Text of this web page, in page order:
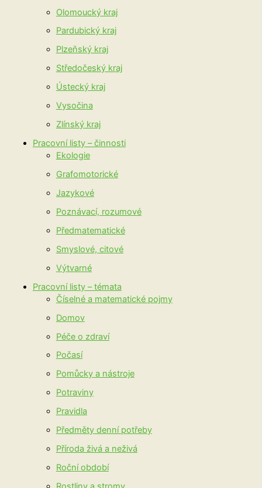
Olomoucký kraj
Pardubický kraj
Plzeňský kraj
Středočeský kraj
Ústecký kraj
Vysočina
Zlínský kraj
Pracovní listy – činnosti
Ekologie
Grafomotorické
Jazykové
Poznávací, rozumové
Předmatematické
Smyslové, citové
Výtvarné
Pracovní listy – témata
Číselné a matematické pojmy
Domov
Péče o zdraví
Počasí
Pomůcky a nástroje
Potraviny
Pravidla
Předměty denní potřeby
Příroda živá a neživá
Roční období